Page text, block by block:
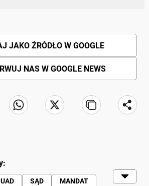
JAKO ŹRÓDŁO W GOOGLE
NAS W GOOGLE NEWS
SĄD
MANDAT